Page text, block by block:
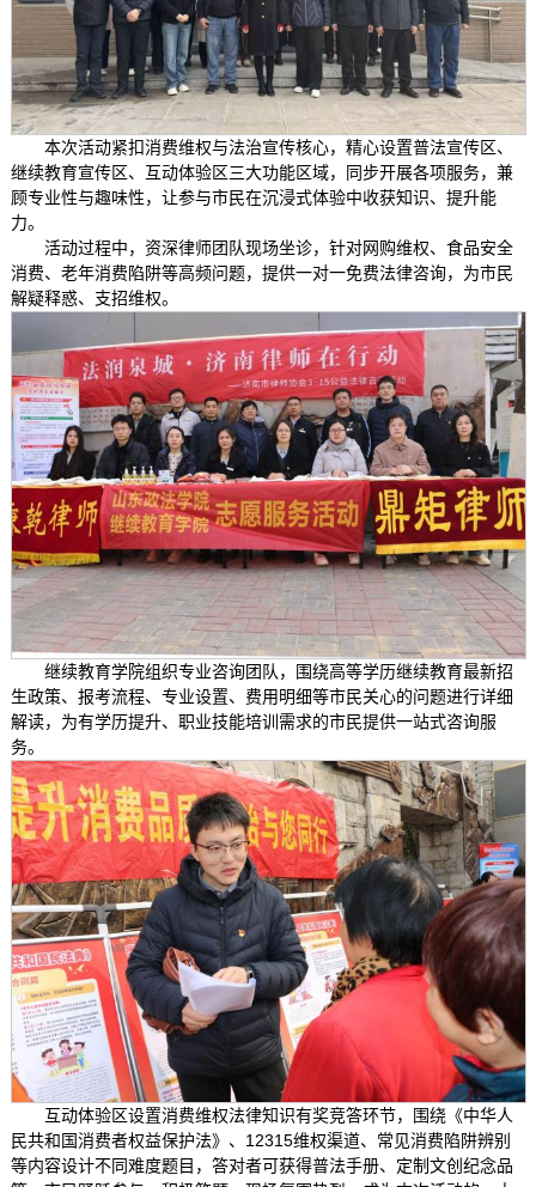
本次活动紧扣消费维权与法治宣传核心，精心设置普法宣传区、
继续教育宣传区、互动体验区三大功能区域，同步开展各项服务，兼
顾专业性与趣味性，让参与市民在沉浸式体验中收获知识、提升能
力。
活动过程中，资深律师团队现场坐诊，针对网购维权、食品安全
消费、老年消费陷阱等高频问题，提供一对一免费法律咨询，为市民
解疑释惑、支招维权。
继续教育学院组织专业咨询团队，围绕高等学历继续教育最新招
生政策、报考流程、专业设置、费用明细等市民关心的问题进行详细
解读，为有学历提升、职业技能培训需求的市民提供一站式咨询服
务。
互动体验区设置消费维权法律知识有奖竞答环节，围绕《中华人
民共和国消费者权益保护法》、12315维权渠道、常见消费陷阱辨别
等内容设计不同难度题目，答对者可获得普法手册、定制文创纪念品